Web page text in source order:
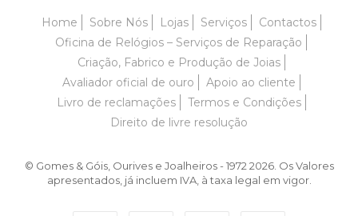
Home Sobre Nós Lojas Serviços
Contactos
Oficina de Relógios – Serviços de Reparação
Criação, Fabrico e Produção de Joias
Avaliador oficial de ouro
Apoio ao cliente
Livro de reclamações
Termos e Condições
Direito de livre resolução
© Gomes & Góis, Ourives e Joalheiros - 1972 2026. Os Valores
apresentados, já incluem IVA, à taxa legal em vigor.